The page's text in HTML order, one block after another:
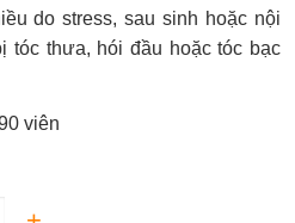
do stress, sau sinh hoặc nội
tóc thưa, hói đầu hoặc tóc bạc
viên